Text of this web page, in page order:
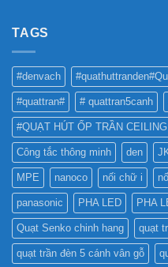
?
TAGS
#denvach
#quattran# # quattran5canh
#QUẠT HÚT ỐP TRẦN
Công tắc thông minh den
MPE nanoco nối chữ i
panasonic PHA LED PHA
Quạt Senko chinh hang quạt
quạt trần đèn 5 cánh vân gỗ